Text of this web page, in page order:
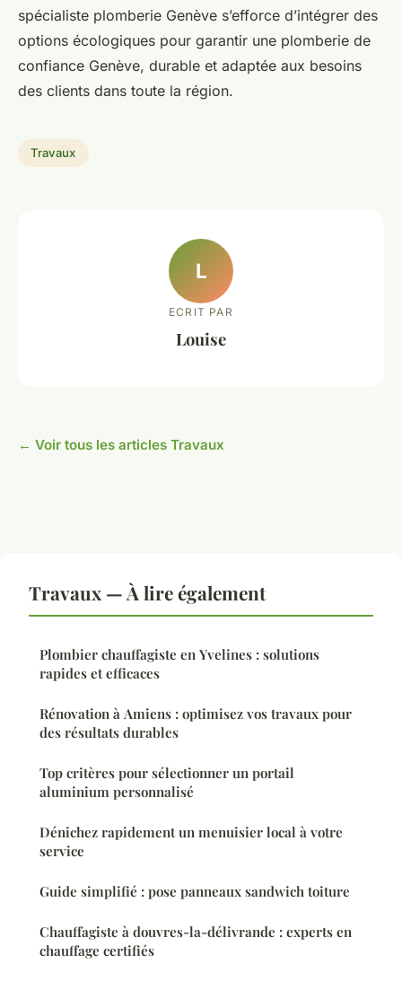
spécialiste plomberie Genève s’efforce d’intégrer des
options écologiques pour garantir une plomberie de
confiance Genève, durable et adaptée aux besoins
des clients dans toute la région.
Travaux
L
ECRIT PAR
Louise
← Voir tous les articles Travaux
Travaux — À lire également
Plombier chauffagiste en Yvelines : solutions
rapides et efficaces
Rénovation à Amiens : optimisez vos travaux pour
des résultats durables
Top critères pour sélectionner un portail
aluminium personnalisé
Dénichez rapidement un menuisier local à votre
service
Guide simplifié : pose panneaux sandwich toiture
Chauffagiste à douvres-la-délivrande : experts en
chauffage certifiés